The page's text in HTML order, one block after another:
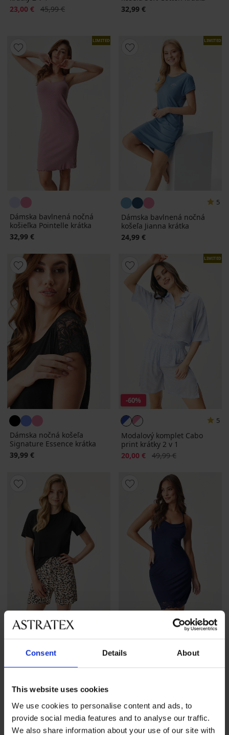
Consent Details About
This website uses cookies
We use cookies to personalise content and ads, to
provide social media features and to analyse our traffic.
We also share information about your use of our site with
Zľava
23,00 € Pôvodná cena
45,99 €
32,99 €
LIMITED
Dámska bavlnená nočná
košieľka Pointelle krátka
32,99 €
LIMITED
5
Dámska bavlnená nočná
košeľa Jianna krátka
24,99 €
Dámska nočná košeľa
Signature Essence krátka
39,99 €
LIMITED
-60%
5
Modalový komplet Cabo
print krátky 2 v 1
Zľava
20,00 € Pôvodná cena
49,99 €
Dámske pyžamo Deep
nohavicami
4,5
BESTSELLER
Nočná košieľka Timeless